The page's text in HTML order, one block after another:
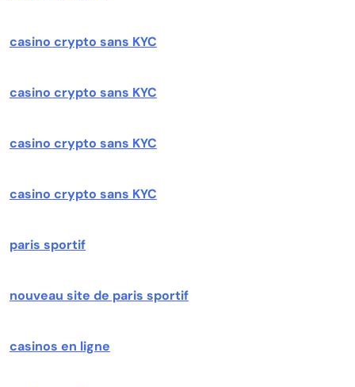
casino crypto sans KYC
casino crypto sans KYC
casino crypto sans KYC
casino crypto sans KYC
paris sportif
nouveau site de paris sportif
casinos en ligne